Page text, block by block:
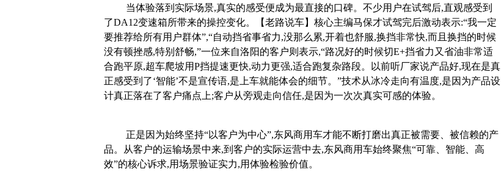
当体验落到实际场景,真实的感受便成为最直接的口碑。不少用户在试驾后,直观感受到
了DA12变速箱所带来的操控变化。【老路说车】核心主编马保才试驾完后激动表示:“我一定
要推荐给所有用户群体”,“自动挡省事省力,没那么累,开着也舒服,换挡非常快,而且换挡的时候
没有顿挫感,特别舒畅,”一位来自洛阳的客户则表示,“路况好的时候切E+挡省力又省油非常适
合跑平原,超车爬坡用P挡提速更快,动力更强,适合跑复杂路段。以前听厂家说产品好,现在是真
正感受到了‘智能’不是宣传语,是上车就能体会的细节。”技术从冰冷走向有温度,是因为产品设
计真正落在了客户痛点上;客户从旁观走向信任,是因为一次次真实可感的体验。
正是因为始终坚持“以客户为中心”,东风商用车才能不断打磨出真正被需要、被信赖的产
品。从客户的运输场景中来,到客户的实际运营中去,东风商用车始终聚焦“可靠、智能、高
效”的核心诉求,用场景验证实力,用体验检验价值。